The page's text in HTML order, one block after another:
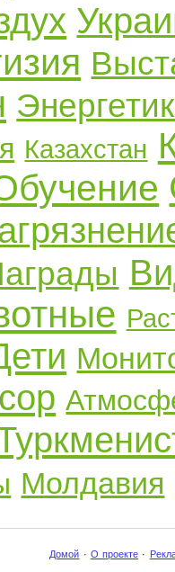
Казахстан
Молдавия
Домой · О проекте ·